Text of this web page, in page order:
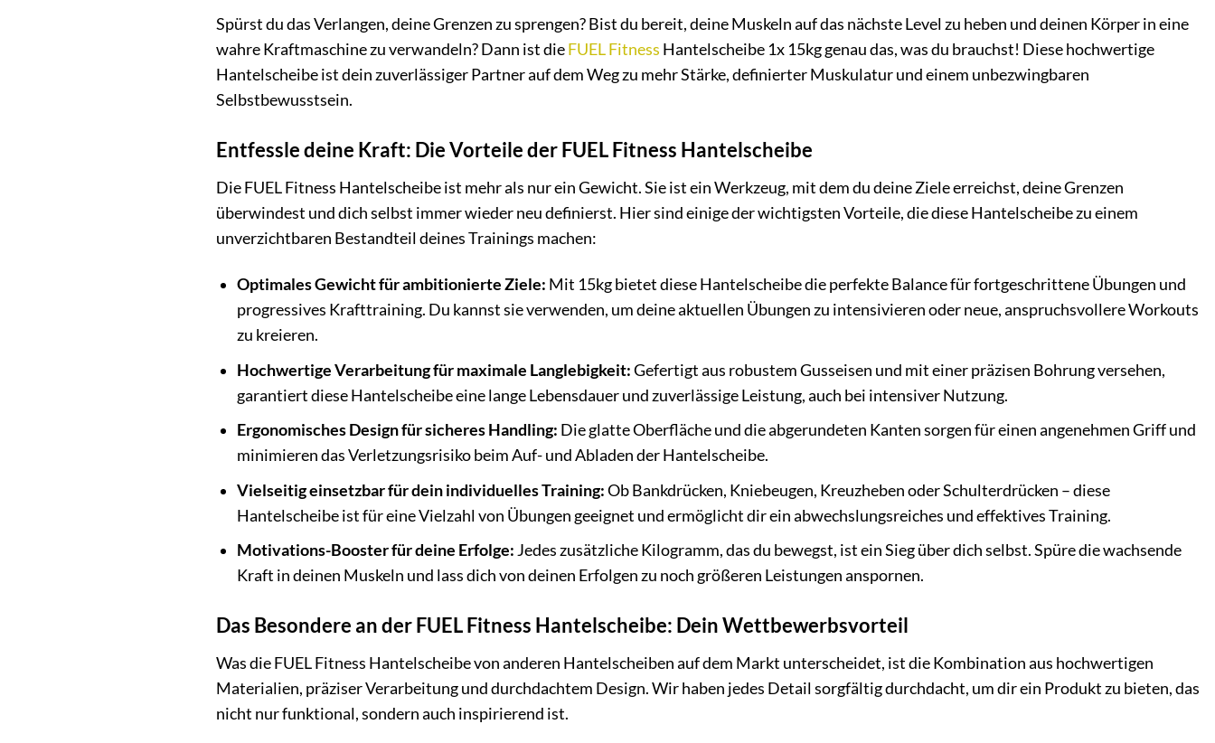
Spürst du das Verlangen, deine Grenzen zu sprengen? Bist du bereit, deine Muskeln auf das nächste Level zu heben und deinen Körper in eine
wahre Kraftmaschine zu verwandeln? Dann ist dieFUEL Fitness Hantelscheibe 1x 15kg genau das, was du brauchst! Diese hochwertige
Hantelscheibe ist dein zuverlässiger Partner auf dem Weg zu mehr Stärke, definierter Muskulatur und einem unbezwingbaren
Selbstbewusstsein.
Entfessle deine Kraft: Die Vorteile der FUEL Fitness Hantelscheibe
Die FUEL Fitness Hantelscheibe ist mehr als nur ein Gewicht. Sie ist ein Werkzeug, mit dem du deine Ziele erreichst, deine Grenzen
überwindest und dich selbst immer wieder neu definierst. Hier sind einige der wichtigsten Vorteile, die diese Hantelscheibe zu einem
unverzichtbaren Bestandteil deines Trainings machen:
Optimales Gewicht für ambitionierte Ziele: Mit 15kg bietet diese Hantelscheibe die perfekte Balance für fortgeschrittene Übungen und
progressives Krafttraining. Du kannst sie verwenden, um deine aktuellen Übungen zu intensivieren oder neue, anspruchsvollere Workouts
zu kreieren.
Hochwertige Verarbeitung für maximale Langlebigkeit:Gefertigt aus robustem Gusseisen und mit einer präzisen Bohrung versehen,
garantiert diese Hantelscheibe eine lange Lebensdauer und zuverlässige Leistung, auch bei intensiver Nutzung.
Ergonomisches Design für sicheres Handling: Die glatte Oberfläche und die abgerundeten Kanten sorgen für einen angenehmen Griff und
minimieren das Verletzungsrisiko beim Auf- und Abladen der Hantelscheibe.
Vielseitig einsetzbar für dein individuelles Training:Ob Bankdrücken, Kniebeugen, Kreuzheben oder Schulterdrücken – diese
Hantelscheibe ist für eine Vielzahl von Übungen geeignet und ermöglicht dir ein abwechslungsreiches und effektives Training.
Motivations-Booster für deine Erfolge:Jedes zusätzliche Kilogramm, das du bewegst, ist ein Sieg über dich selbst. Spüre die wachsende
Kraft in deinen Muskeln und lass dich von deinen Erfolgen zu noch größeren Leistungen anspornen.
Das Besondere an der FUEL Fitness Hantelscheibe: Dein Wettbewerbsvorteil
Was die FUEL Fitness Hantelscheibe von anderen Hantelscheiben auf dem Markt unterscheidet, ist die Kombination aus hochwertigen
Materialien, präziser Verarbeitung und durchdachtem Design. Wir haben jedes Detail sorgfältig durchdacht, um dir ein Produkt zu bieten, das
nicht nur funktional, sondern auch inspirierend ist.